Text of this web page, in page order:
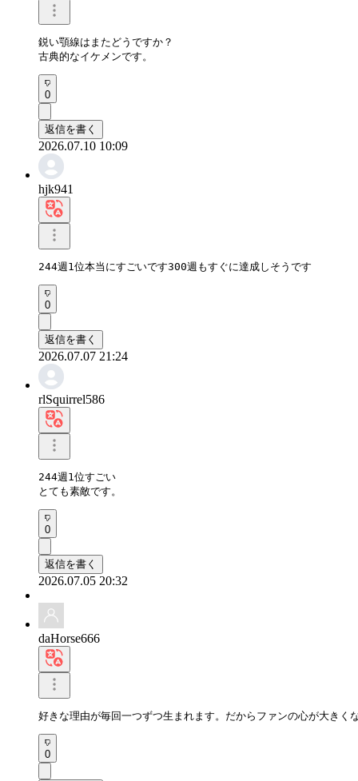
鋭い顎線はまたどうですか？
古典的なイケメンです。
0
返信を書く
2026.07.10 10:09
hjk941
244週1位本当にすごいです300週もすぐに達成しそうです
0
返信を書く
2026.07.07 21:24
rlSquirrel586
244週1位すごい
とても素敵です。
0
返信を書く
2026.07.05 20:32
daHorse666
好きな理由が毎回一つずつ生まれます。だからファンの心が大きく
0